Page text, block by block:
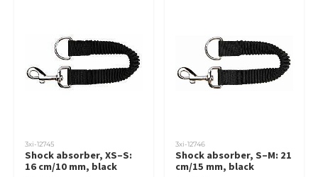
3xi-12745
Shock absorber, XS–S:
16 cm/10 mm, black
3xi-12746
Shock absorber, S–M: 21
cm/15 mm, black